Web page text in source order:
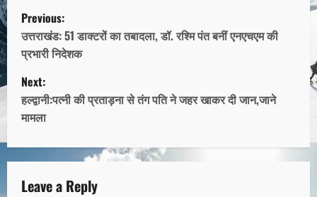
Previous:
उत्तराखंड: 51 डाक्टरों का तबादला, डॉ. रश्मि पंत बनीं एनएचएम की
प्रभारी निदेशक
Next:
हल्द्वानी:पत्नी की प्रताड़ना से तंग पति ने जहर खाकर दी जान,जाने
मामला
Leave a Reply